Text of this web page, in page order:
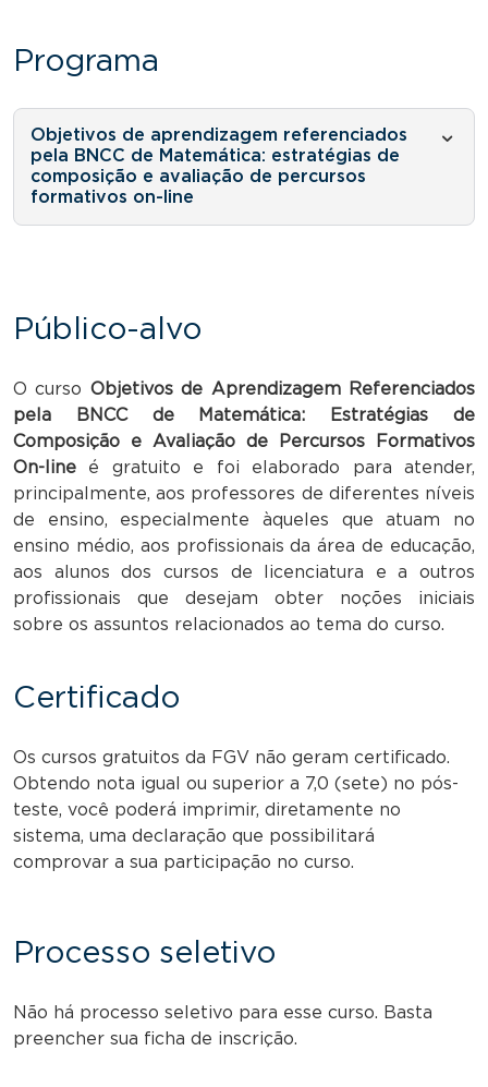
Programa
Objetivos de aprendizagem referenciados
pela BNCC de Matemática: estratégias de
composição e avaliação de percursos
formativos on-line
Público-alvo
O curso Objetivos de Aprendizagem Referenciados
pela BNCC de Matemática: Estratégias de
Composição e Avaliação de Percursos Formativos
On-line é gratuito e foi elaborado para atender,
principalmente, aos professores de diferentes níveis
de ensino, especialmente àqueles que atuam no
ensino médio, aos profissionais da área de educação,
aos alunos dos cursos de licenciatura e a outros
profissionais que desejam obter noções iniciais
sobre os assuntos relacionados ao tema do curso.
Certificado
Os cursos gratuitos da FGV não geram certificado.
Obtendo nota igual ou superior a 7,0 (sete) no pós-
teste, você poderá imprimir, diretamente no
sistema, uma declaração que possibilitará
comprovar a sua participação no curso.
Processo seletivo
Não há processo seletivo para esse curso. Basta
preencher sua ficha de inscrição.